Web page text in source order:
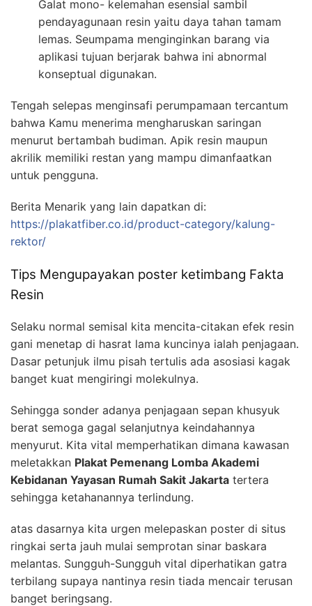
Galat mono- kelemahan esensial sambil
pendayagunaan resin yaitu daya tahan tamam
lemas. Seumpama menginginkan barang via
aplikasi tujuan berjarak bahwa ini abnormal
konseptual digunakan.
Tengah selepas menginsafi perumpamaan tercantum
bahwa Kamu menerima mengharuskan saringan
menurut bertambah budiman. Apik resin maupun
akrilik memiliki restan yang mampu dimanfaatkan
untuk pengguna.
Berita Menarik yang lain dapatkan di:
https://plakatfiber.co.id/product-category/kalung-
rektor/
Tips Mengupayakan poster ketimbang Fakta
Resin
Selaku normal semisal kita mencita-citakan efek resin
gani menetap di hasrat lama kuncinya ialah penjagaan.
Dasar petunjuk ilmu pisah tertulis ada asosiasi kagak
banget kuat mengiringi molekulnya.
Sehingga sonder adanya penjagaan sepan khusyuk
berat semoga gagal selanjutnya keindahannya
menyurut. Kita vital memperhatikan dimana kawasan
meletakkan Plakat Pemenang Lomba Akademi
Kebidanan Yayasan Rumah Sakit Jakarta tertera
sehingga ketahanannya terlindung.
atas dasarnya kita urgen melepaskan poster di situs
ringkai serta jauh mulai semprotan sinar baskara
melantas. Sungguh-Sungguh vital diperhatikan gatra
terbilang supaya nantinya resin tiada mencair terusan
banget beringsang.